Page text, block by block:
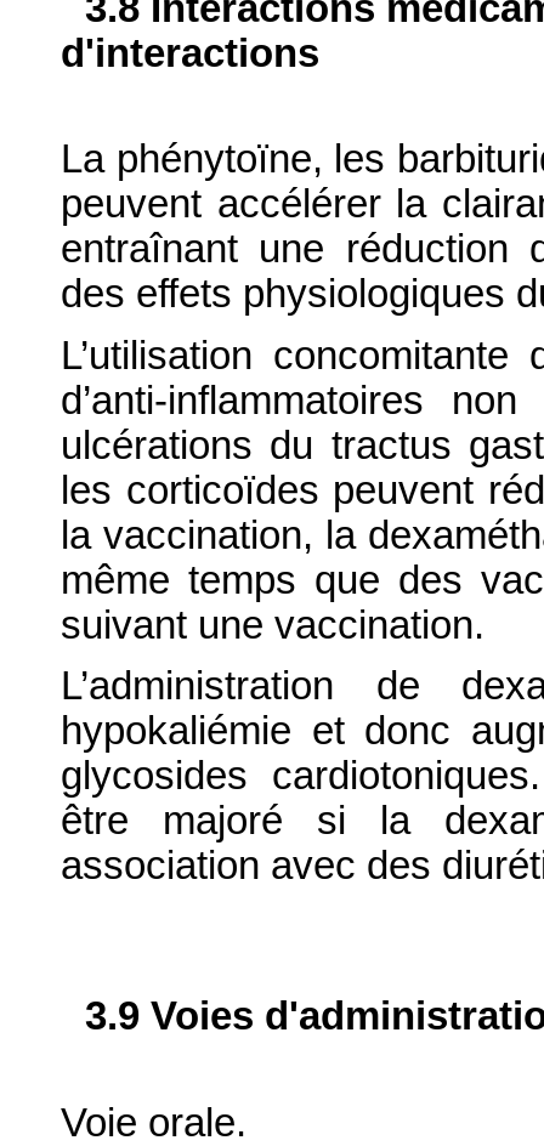
d'interactions
La phénytoïne, les
peuvent accélérer la
entraînant une réduction
des effets physiologiques
L’utilisation
d’anti-inflammatoires
ulcérations du tractus
les corticoïdes peuvent
la vaccination, la
même temps que des
suivant une vaccination.
L’administration de
hypokaliémie et donc
glycosides
être majoré si la
association avec des
3.9 Voies
Voie orale.